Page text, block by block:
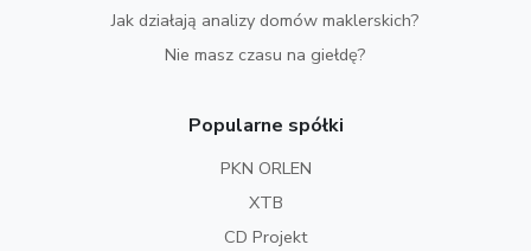
Jak działają analizy domów maklerskich?
Nie masz czasu na giełdę?
Popularne spółki
PKN ORLEN
XTB
CD Projekt